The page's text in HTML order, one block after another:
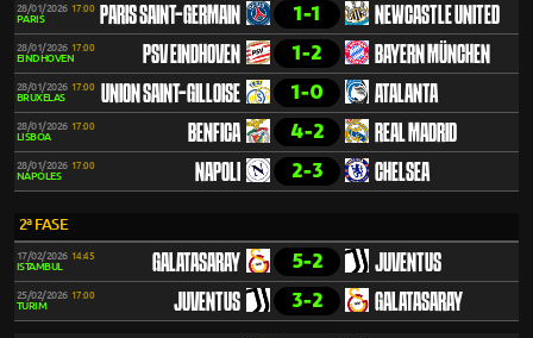
28/01/2026 17:00
PARIS PARIS SAINT-GERMAIN 1-1 NEWCASTLE UNITED
28/01/2026 17:00
EINDHOVEN PSV EINDHOVEN 1-2 BAYERN MÜNCHEN
28/01/2026 17:00
BRUXELAS UNION SAINT-GILLOISE 1-0 ATALANTA
28/01/2026 17:00
LISBOA BENFICA 4-2 REAL MADRID
28/01/2026 17:00
NÁPOLES NAPOLI 2-3 CHELSEA
2ª FASE
17/02/2026 14:45
ISTAMBUL GALATASARAY 5-2 JUVENTUS
25/02/2026 17:00
TURIM JUVENTUS 3-2 GALATASARAY